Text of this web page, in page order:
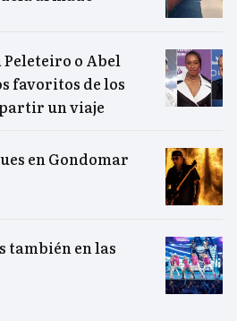
o Abel
favoritos de los
un viaje
en Gondomar
en las